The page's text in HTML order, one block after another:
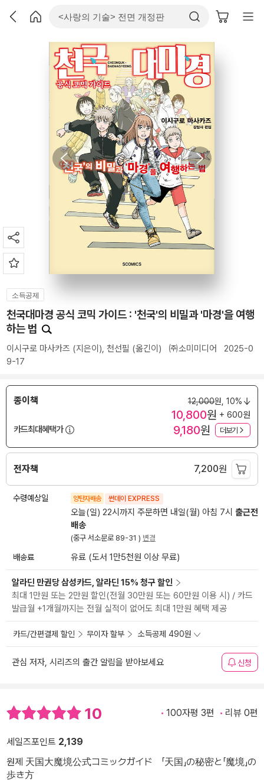
소득공제
천국대마경 공식 코믹 가이드 : '천국'의 비밀과 '마경'을 여행
하는 법
이시구로 마사카즈 (지은이), 천선필 (옮긴이) ㈜소미미디어
2025-0
9-17
종이책 12,000원, 10%
10,800원 + 600원
카드최대혜택가
9,180원 더보기
전자책 7,200원
수령예상일 양탄자배송 썬데이 EXPRESS
오늘(일) 22시까지 주문하면 내일(월) 아침 7시 출근전
배송
(중구 서소문로 89-31 ) 변경
배송료 유료 (도서 1만5천원 이상 무료)
알라딘 만권당 삼성카드, 알라딘 15% 청구 할인
최대 1만원 또는 2만원 할인(전월 30만원 또는 60만원 이용 시) / 카드
발급월 +1개월까지는 전월 실적이 없어도 최대 1만원 혜택 제공
카드/간편결제 할인 무이자 할부 소득공제 490원
관심 저자, 시리즈의 출간 알림을 받아보세요 신청
10 100자평 3편 리뷰 0편
세일즈포인트 2,139
원제 天国大魔境公式コミックガイド 「天国」の秘密と「魔境」の
歩き方